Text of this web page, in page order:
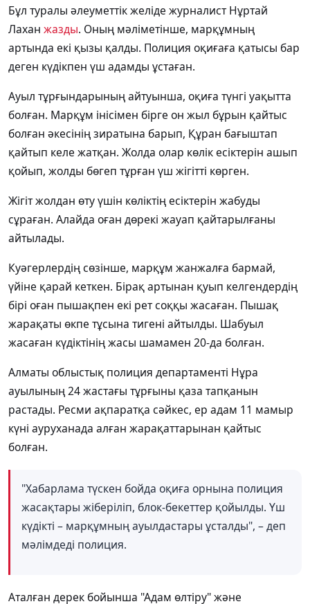
Бұл туралы әлеуметтік желіде журналист Нұртай
Лахан жазды. Оның мәліметінше, марқұмның
артында екі қызы қалды. Полиция оқиғаға қатысы бар
деген күдікпен үш адамды ұстаған.
Ауыл тұрғындарының айтуынша, оқиға түнгі уақытта
болған. Марқұм інісімен бірге он жыл бұрын қайтыс
болған әкесінің зиратына барып, Құран бағыштап
қайтып келе жатқан. Жолда олар көлік есіктерін ашып
қойып, жолды бөгеп тұрған үш жігітті көрген.
Жігіт жолдан өту үшін көліктің есіктерін жабуды
сұраған. Алайда оған дөрекі жауап қайтарылғаны
айтылады.
Куәгерлердің сөзінше, марқұм жанжалға бармай,
үйіне қарай кеткен. Бірақ артынан қуып келгендердің
бірі оған пышақпен екі рет соққы жасаған. Пышақ
жарақаты өкпе тұсына тигені айтылды. Шабуыл
жасаған күдіктінің жасы шамамен 20-да болған.
Алматы облыстық полиция департаменті Нұра
ауылының 24 жастағы тұрғыны қаза тапқанын
растады. Ресми ақпаратқа сәйкес, ер адам 11 мамыр
күні ауруханада алған жарақаттарынан қайтыс
болған.
"Хабарлама түскен бойда оқиға орнына полиция
жасақтары жіберіліп, блок-бекеттер қойылды. Үш
күдікті – марқұмның ауылдастары ұсталды", – деп
мәлімдеді полиция.
Аталған дерек бойынша "Адам өлтіру" және